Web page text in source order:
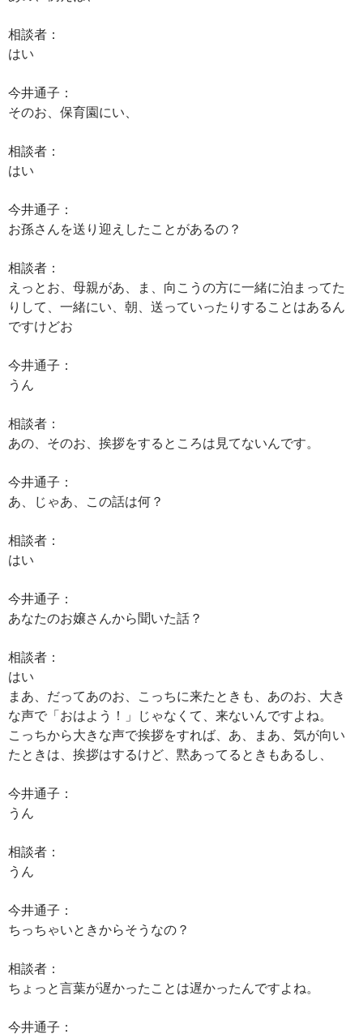
相談者：
はい
今井通子：
そのお、保育園にい、
相談者：
はい
今井通子：
お孫さんを送り迎えしたことがあるの？
相談者：
えっとお、母親があ、ま、向こうの方に一緒に泊まってた
りして、一緒にい、朝、送っていったりすることはあるん
ですけどお
今井通子：
うん
相談者：
あの、そのお、挨拶をするところは見てないんです。
今井通子：
あ、じゃあ、この話は何？
相談者：
はい
今井通子：
あなたのお嬢さんから聞いた話？
相談者：
はい
まあ、だってあのお、こっちに来たときも、あのお、大き
な声で「おはよう！」じゃなくて、来ないんですよね。
こっちから大きな声で挨拶をすれば、あ、まあ、気が向い
たときは、挨拶はするけど、黙あってるときもあるし、
今井通子：
うん
相談者：
うん
今井通子：
ちっちゃいときからそうなの？
相談者：
ちょっと言葉が遅かったことは遅かったんですよね。
今井通子：